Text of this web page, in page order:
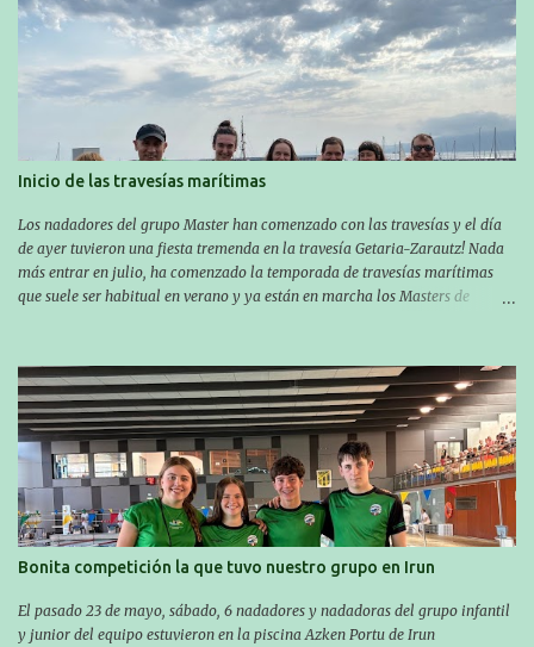
Inicio de las travesías marítimas
Los nadadores del grupo Master han comenzado con las travesías y el día
de ayer tuvieron una fiesta tremenda en la travesía Getaria-Zarautz! Nada
más entrar en julio, ha comenzado la temporada de travesías marítimas
que suele ser habitual en verano y ya están en marcha los Masters de
próxima cita. Para empezar, el 13 de julio, Manu Santos participó en la
XXXVIII. Travesía a nado de Ondarroa y recorrió una distancia de 1600
metros en 28 minutos y 30 segundos. Al día siguiente, Manu Santos y su
compañero Asier Gorostegi participaron en la V. San Antón Bira. En esta
travesía se realiza un recorrido desde la playa de Gaztetape hasta la playa
de Malkorbe, pero debido al estado del mar de aquel día, la organización
decidió hacerlo en el interior de la bahía de la playa de Malkorbe. Así,
Asier completó el recorrido en 29 minutos y 30 segundos, c...
Bonita competición la que tuvo nuestro grupo en Irun
El pasado 23 de mayo, sábado, 6 nadadores y nadadoras del grupo infantil
y junior del equipo estuvieron en la piscina Azken Portu de Irun